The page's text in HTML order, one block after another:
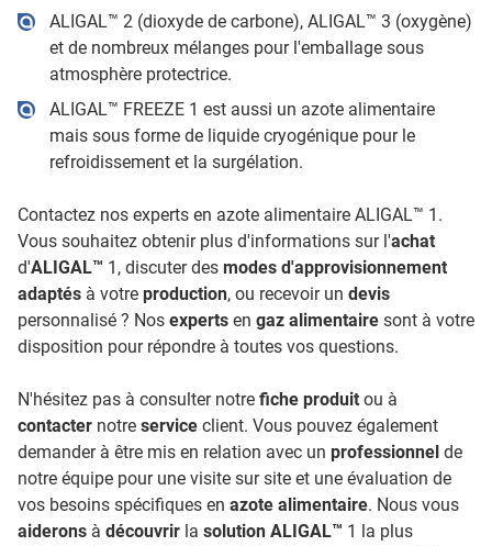
ALIGAL™ 2 (dioxyde de carbone), ALIGAL™ 3 (oxygène)
et de nombreux mélanges pour l'emballage sous
atmosphère protectrice.
ALIGAL™ FREEZE 1 est aussi un azote alimentaire
mais sous forme de liquide cryogénique pour le
refroidissement et la surgélation.
Contactez nos experts en azote alimentaire ALIGAL™ 1.
Vous souhaitez obtenir plus d'informations sur l'achat
d'ALIGAL™ 1, discuter des modes d'approvisionnement
adaptés à votre production, ou recevoir un devis
personnalisé ? Nos experts en gaz alimentaire sont à votre
disposition pour répondre à toutes vos questions.
N'hésitez pas à consulter notre fiche produit ou à
contacter notre service client. Vous pouvez également
demander à être mis en relation avec un professionnel de
notre équipe pour une visite sur site et une évaluation de
vos besoins spécifiques en azote alimentaire. Nous vous
aiderons à découvrir la solution ALIGAL™ 1 la plus